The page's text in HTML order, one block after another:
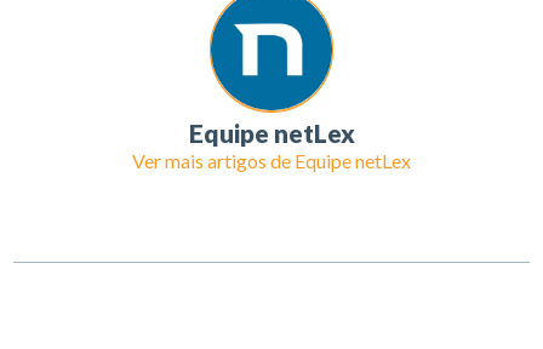
Equipe netLex
Ver mais artigos de Equipe netLex